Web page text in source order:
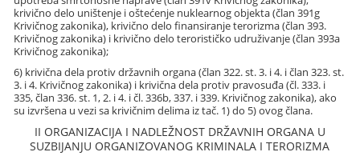
krivično delo uništenje i oštećenje nuklearnog objekta (član 391g
Krivičnog zakonika), krivično delo finansiranje terorizma (član 393.
Krivičnog zakonika) i krivično delo terorističko udruživanje (član 393a
Krivičnog zakonika);
6) krivična dela protiv državnih organa (član 322. st. 3. i 4. i član 323. st.
3. i 4. Krivičnog zakonika) i krivična dela protiv pravosuđa (čl. 333. i
335, član 336. st. 1, 2. i 4. i čl. 336b, 337. i 339. Krivičnog zakonika), ako
su izvršena u vezi sa krivičnim delima iz tač. 1) do 5) ovog člana.
II ORGANIZACIJA I NADLEŽNOST DRŽAVNIH ORGANA U
SUZBIJANJU ORGANIZOVANOG KRIMINALA I TERORIZMA